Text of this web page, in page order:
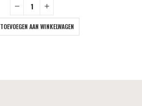
TOEVOEGEN AAN WINKELWAGEN